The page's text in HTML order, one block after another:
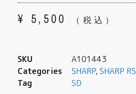
¥ 5,500 （税込）
SKU
A101443
Categories
SHARP,SHARP RS
Tag
SD